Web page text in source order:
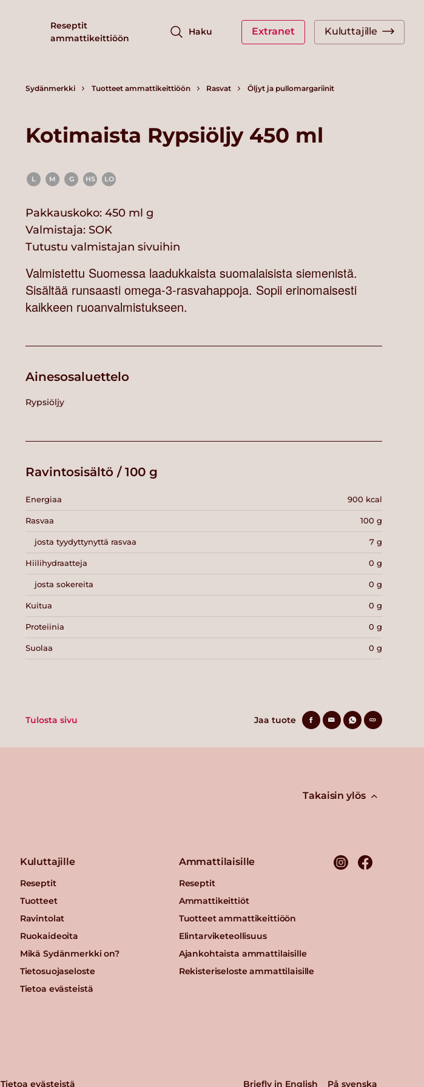
Reseptit
ammattikeittiöön
Haku Extranet Kuluttajille
Sydänmerkki Tuotteet ammattikeittiöön Rasvat Öljyt ja pullomargariinit
Kotimaista Rypsiöljy 450 ml
L M G HS LO
Pakkauskoko: 450 ml g
Valmistaja: SOK
Tutustu valmistajan sivuihin
Valmistettu Suomessa laadukkaista suomalaisista siemenistä.
Sisältää runsaasti omega-3-rasvahappoja. Sopii erinomaisesti
kaikkeen ruoanvalmistukseen.
Ainesosaluettelo
Rypsiöljy
Ravintosisältö / 100 g
Energiaa 900 kcal
Rasvaa 100 g
josta tyydyttynyttä rasvaa 7 g
Hiilihydraatteja 0 g
josta sokereita 0 g
Kuitua 0 g
Proteiinia 0 g
Suolaa 0 g
Tulosta sivu Jaa tuote
Takaisin ylös
Kuluttajille
Reseptit
Tuotteet
Ravintolat
Ruokaideoita
Mikä Sydänmerkki on?
Tietosuojaseloste
Tietoa evästeistä
Ammattilaisille
Reseptit
Ammattikeittiöt
Tuotteet ammattikeittiöön
Elintarviketeollisuus
Ajankohtaista ammattilaisille
Rekisteriseloste ammattilaisille
Tietoa evästeistä Briefly in English På svenska